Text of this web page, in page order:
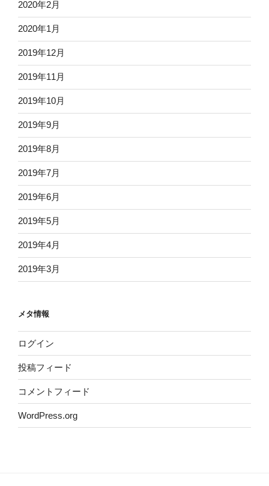
2020年2月
2020年1月
2019年12月
2019年11月
2019年10月
2019年9月
2019年8月
2019年7月
2019年6月
2019年5月
2019年4月
2019年3月
メタ情報
ログイン
投稿フィード
コメントフィード
WordPress.org